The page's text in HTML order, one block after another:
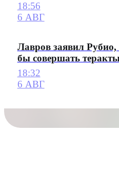
18:56
6 АВГ
Лавров заявил Рубио,
бы совершать
18:32
6 АВГ